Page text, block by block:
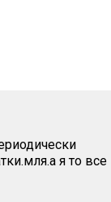
я то все